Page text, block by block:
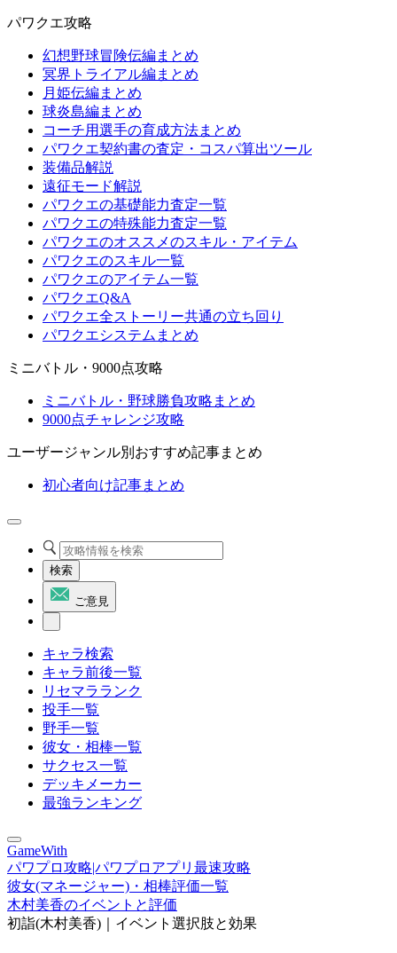
パワクエ攻略
幻想野球冒険伝編まとめ
冥界トライアル編まとめ
月姫伝編まとめ
球炎島編まとめ
コーチ用選手の育成方法まとめ
パワクエ契約書の査定・コスパ算出ツール
装備品解説
遠征モード解説
パワクエの基礎能力査定一覧
パワクエの特殊能力査定一覧
パワクエのオススメのスキル・アイテム
パワクエのスキル一覧
パワクエのアイテム一覧
パワクエQ&A
パワクエ全ストーリー共通の立ち回り
パワクエシステムまとめ
ミニバトル・9000点攻略
ミニバトル・野球勝負攻略まとめ
9000点チャレンジ攻略
ユーザージャンル別おすすめ記事まとめ
初心者向け記事まとめ
検索
ご意見
キャラ検索
キャラ前後一覧
リセマラランク
投手一覧
野手一覧
彼女・相棒一覧
サクセス一覧
デッキメーカー
最強ランキング
GameWith
パワプロ攻略|パワプロアプリ最速攻略
彼女(マネージャー)・相棒評価一覧
木村美香のイベントと評価
初詣(木村美香)｜イベント選択肢と効果